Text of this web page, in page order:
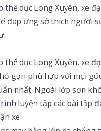
thể dục Long Xuyên, xe
đáp ứng sở thích người
thể dục Long Xuyên, xe
gọn phù hợp với mọi
nhất. Ngoài lớp sơn
luyện tập các bài tập
xe